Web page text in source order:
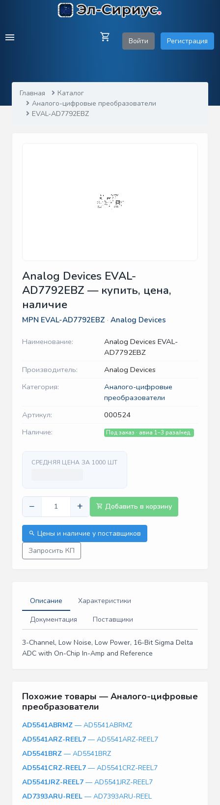
Войти Регистрация
Главная
Каталог
Аналого-цифровые преобразователи
EVAL-AD7792EBZ
Analog Devices EVAL-
AD7792EBZ — купить, цена,
наличие
MPN EVAL-AD7792EBZ · Analog Devices
Наименование:
Analog Devices EVAL-
AD7792EBZ
Производитель:
Analog Devices
Категория:
Аналого-цифровые
преобразователи
Артикул:
000524
Наличие:
Под заказ · авиа 1–3 раза/нед.
СРЕДНЯЯ ЦЕНА ЗА 1000 ШТ
− + Добавить в корзину
Цены и наличие у поставщиков
Запросить КП
Описание
Характеристики
Документация
Поставщики
3-Channel, Low Noise, Low Power, 16-Bit Sigma Delta
ADC with On-Chip In-Amp and Reference
Похожие товары — Аналого-цифровые
преобразователи
AD5541ABRMZ — AD5541ABRMZ
AD5541ARZ-REEL7 — AD5541ARZ-REEL7
AD5541BRZ — AD5541BRZ
AD5541CRZ-REEL7 — AD5541CRZ-REEL7
AD5541JRZ-REEL7 — AD5541JRZ-REEL7
AD7393ARU-REEL — AD7393ARU-REEL